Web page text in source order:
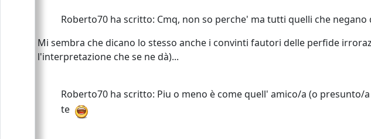
Roberto70 ha scritto: Cmq, non so perche' ma tutti quelli che
Mi sembra che dicano lo stesso anche i convinti fautori delle perfide
l'interpretazione che se ne dà)...
Roberto70 ha scritto: Piu o meno è come quell' amico/a (o
te